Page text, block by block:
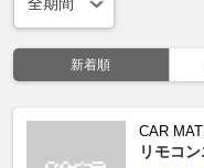
新着順
CAR
リモコ